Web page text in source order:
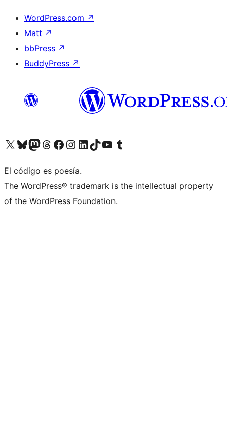
WordPress.com ↗
Matt ↗
bbPress ↗
BuddyPress ↗
Visita nuestra cuenta de X (anteriormente Twitter)
Visita nuestra cuenta de Bluesky
Visita nuestra cuenta de Mastodon
Visita nuestra cuenta de Threads
Visita nuestra página de Facebook
Visita nuestra cuenta de Instagram
Visita nuestra cuenta de LinkedIn
Visita nuestra cuenta de TikTok
Visita nuestro canal de YouTube
Visita nuestra cuenta de Tumblr
El código es poesía.
The WordPress® trademark is the intellectual property
of the WordPress Foundation.